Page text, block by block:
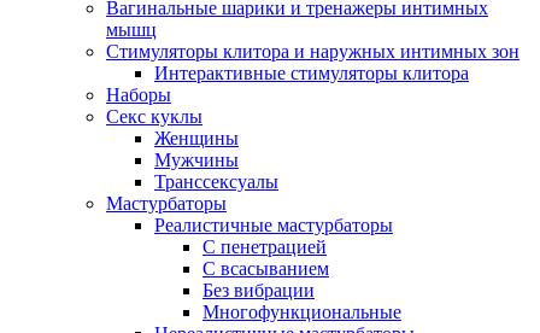
Вагинальные шарики и тренажеры интимных
мышц
Стимуляторы клитора и наружных интимных зон
Интерактивные стимуляторы клитора
Наборы
Секс куклы
Женщины
Мужчины
Транссексуалы
Мастурбаторы
Реалистичные мастурбаторы
С пенетрацией
С всасыванием
Без вибрации
Многофункциональные